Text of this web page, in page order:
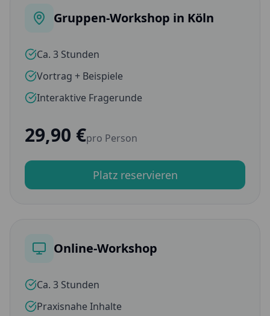
Gruppen-Workshop in Köln
Ca. 3 Stunden
Vortrag + Beispiele
Interaktive Fragerunde
29,90 €pro Person
Platz reservieren
Online-Workshop
Ca. 3 Stunden
Praxisnahe Inhalte